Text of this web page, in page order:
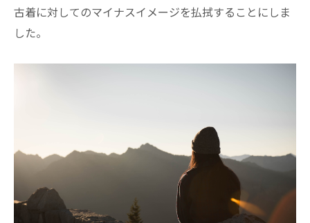
古着に対してのマイナスイメージを払拭することにしま
した。